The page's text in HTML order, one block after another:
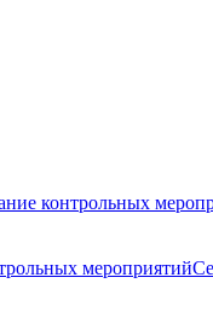
контрольных
мероприятий